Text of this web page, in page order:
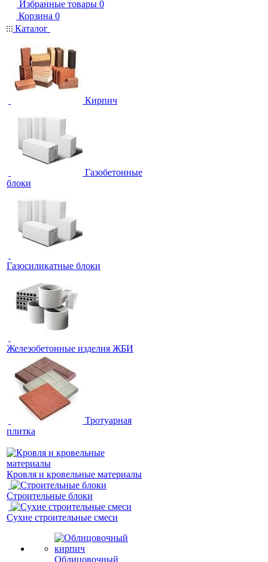
Избранные товары 0
Корзина 0
Каталог
Кирпич
Газобетонные
блоки
Газосиликатные блоки
Железобетонные изделия ЖБИ
Тротуарная
плитка
Кровля и кровельные материалы
Строительные блоки
Сухие строительные смеси
Облицовочный